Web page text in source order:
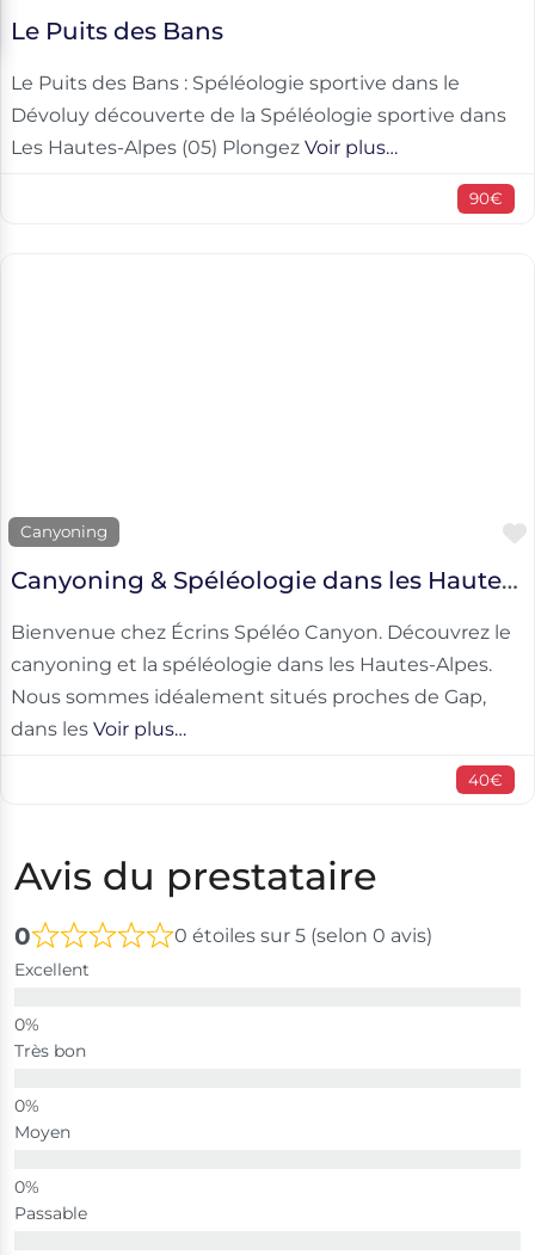
Le Puits des Bans
Le Puits des Bans : Spéléologie sportive dans le
Dévoluy découverte de la Spéléologie sportive dans
Les Hautes-Alpes (05) Plongez Voir plus…
90€
Canyoning
Canyoning & Spéléologie dans les Hautes-Alpes
Bienvenue chez Écrins Spéléo Canyon. Découvrez le
canyoning et la spéléologie dans les Hautes-Alpes.
Nous sommes idéalement situés proches de Gap,
dans les Voir plus…
40€
Avis du prestataire
0 0 étoiles sur 5 (selon 0 avis)
Excellent
Très bon
Moyen
Passable